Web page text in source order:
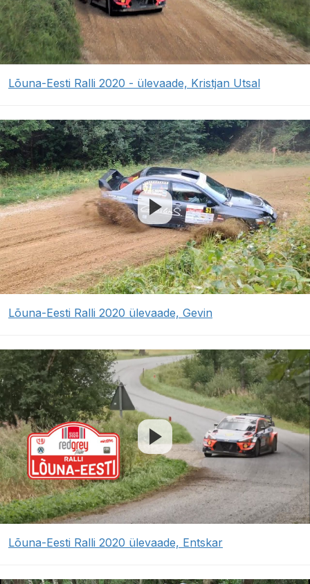
Lõuna-Eesti Ralli 2020 - ülevaade, Kristjan Utsal
Lõuna-Eesti Ralli 2020 ülevaade, Gevin
Lõuna-Eesti Ralli 2020 ülevaade, Entskar